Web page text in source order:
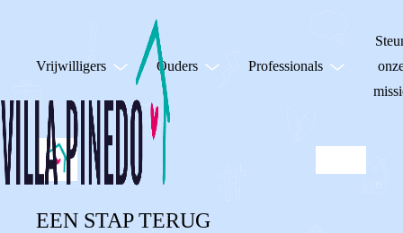
Vrijwilligers Ouders Professionals
EEN STAP TERUG